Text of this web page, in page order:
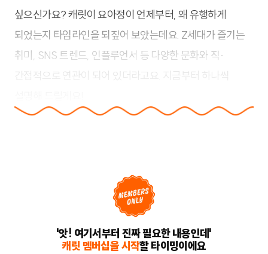
싶으신가요? 캐릿이 요아정이 언제부터, 왜 유행하게
되었는지 타임라인을 되짚어 보았는데요. Z세대가 즐기는
취미, SNS 트렌드, 인플루언서 등 다양한 문화와 직·
간접적으로 연관이 되어 있더라고요. 지금부터 하나씩
'앗! 여기서부터 진짜 필요한 내용인데'
캐릿 멤버십을 시작할 타이밍이에요